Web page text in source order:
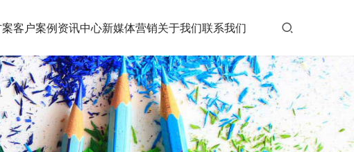
客户案例资讯中心新媒体营销关于我们联系我们